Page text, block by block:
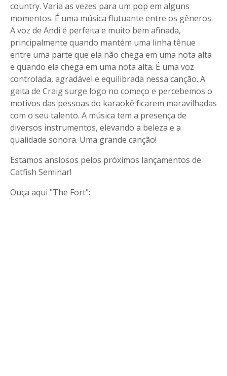
country. Varia as vezes para um pop em alguns
momentos. É uma música flutuante entre os gêneros.
A voz de Andi é perfeita e muito bem afinada,
principalmente quando mantém uma linha tênue
entre uma parte que ela não chega em uma nota alta
e quando ela chega em uma nota alta. É uma voz
controlada, agradável e equilibrada nessa canção. A
gaita de Craig surge logo no começo e percebemos o
motivos das pessoas do karaokê ficarem maravilhadas
com o seu talento. A música tem a presença de
diversos instrumentos, elevando a beleza e a
qualidade sonora. Uma grande canção!
Estamos ansiosos pelos próximos lançamentos de
Catfish Seminar!
Ouça aqui "The Fort":